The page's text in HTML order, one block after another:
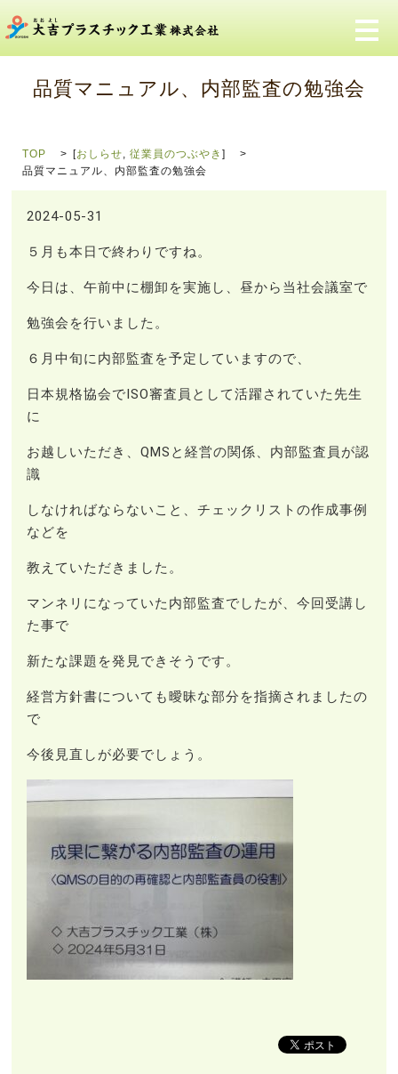
メ
品質マニュアル、内部監査の勉強会
TOP [おしらせ,従業員のつぶやき]
品質マニュアル、内部監査の勉強会
2024-05-31
５月も本日で終わりですね。
今日は、午前中に棚卸を実施し、昼から当社会議室で
勉強会を行いました。
６月中旬に内部監査を予定していますので、
日本規格協会でISO審査員として活躍されていた先生
に
お越しいただき、QMSと経営の関係、内部監査員が認
識
しなければならないこと、チェックリストの作成事例
などを
教えていただきました。
マンネリになっていた内部監査でしたが、今回受講し
た事で
新たな課題を発見できそうです。
経営方針書についても曖昧な部分を指摘されましたの
で
今後見直しが必要でしょう。